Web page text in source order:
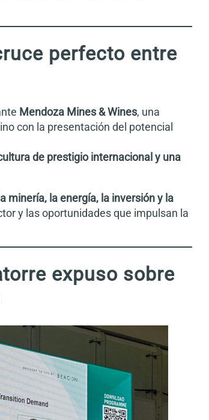
perfecto entre
Mendoza Mines & Wines, una
con la presentación del potencial
de prestigio internacional y una
minería, la energía, la inversión y la
y las oportunidades que impulsan la
expuso sobre